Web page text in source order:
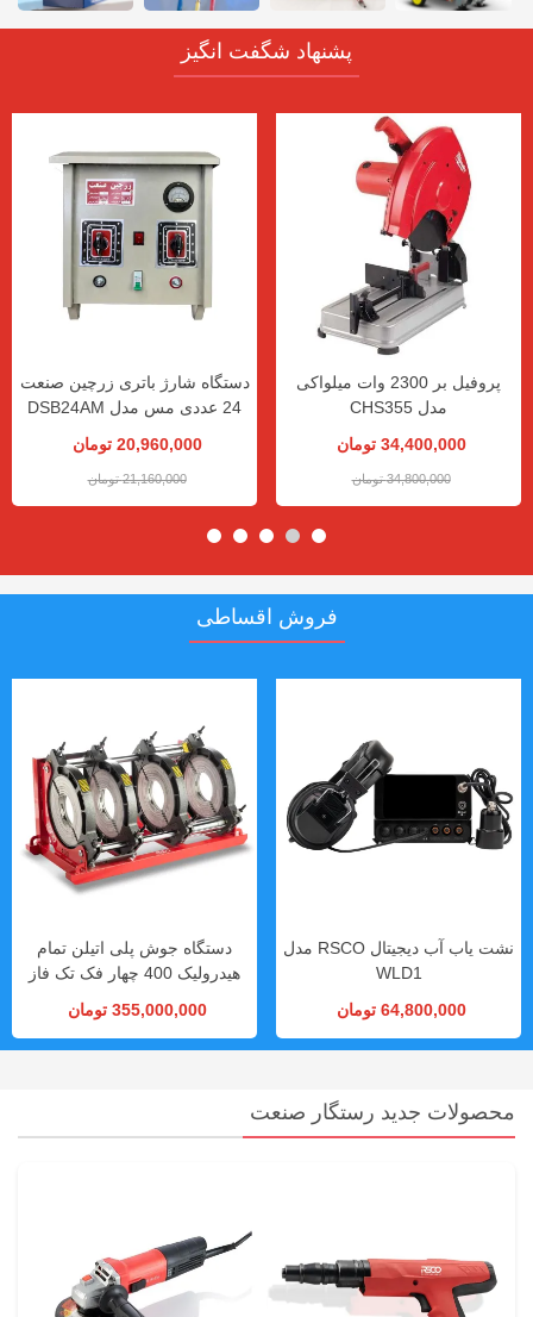
پشنهاد شگفت انگیز
پروفیل بر 2300 وات میلواکی
مدل CHS355
34,400,000 تومان
34,800,000 تومان
دستگاه شارژ باتری زرچین صنعت
24 عددی مس مدل DSB24AM
20,960,000 تومان
21,160,000 تومان
فروش اقساطی
نشت یاب آب دیجیتال RSCO مدل
WLD1
64,800,000 تومان
دستگاه جوش پلی اتیلن تمام
هیدرولیک 400 چهار فک تک فاز
355,000,000 تومان
محصولات جدید رستگار صنعت